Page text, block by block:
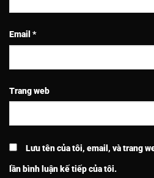
Email *
Trang web
Lưu tên của tôi, email, và trang
lần bình luận kế tiếp của tôi.